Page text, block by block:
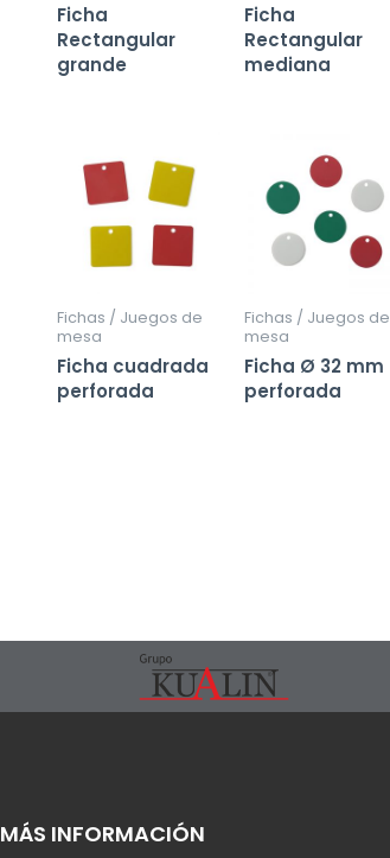
Ficha
Rectangular
grande
Ficha
Rectangular
mediana
Fichas / Juegos de
mesa
Ficha cuadrada
perforada
Fichas / Juegos de
mesa
Ficha Ø 32 mm
perforada
MÁS INFORMACIÓN